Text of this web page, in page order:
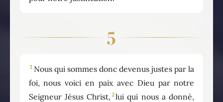
5
1 Nous qui sommes donc devenus justes par la
foi, nous voici en paix avec Dieu par notre
Seigneur Jésus Christ, 2lui qui nous a donné,